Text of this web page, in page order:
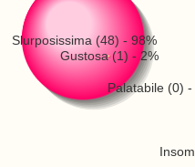
Slurposissima (48) - 98%
Gustosa (1) - 2%
Palatabile (0) -